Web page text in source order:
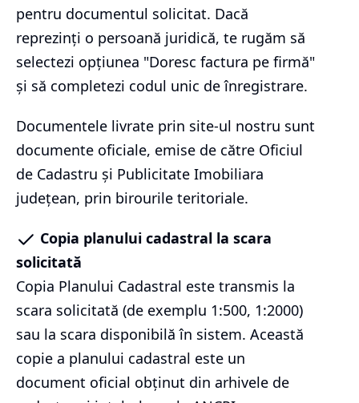
pentru documentul solicitat. Dacă
reprezinți o persoană juridică, te rugăm să
selectezi opțiunea "Doresc factura pe firmă"
și să completezi codul unic de înregistrare.
Documentele livrate prin site-ul nostru sunt
documente oficiale, emise de către Oficiul
de Cadastru și Publicitate Imobiliara
județean, prin birourile teritoriale.
Copia planului cadastral la scara
solicitată
Copia Planului Cadastral este transmis la
scara solicitată (de exemplu 1:500, 1:2000)
sau la scara disponibilă în sistem. Această
copie a planului cadastral este un
document oficial obținut din arhivele de